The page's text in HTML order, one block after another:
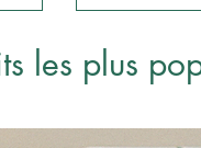
les plus